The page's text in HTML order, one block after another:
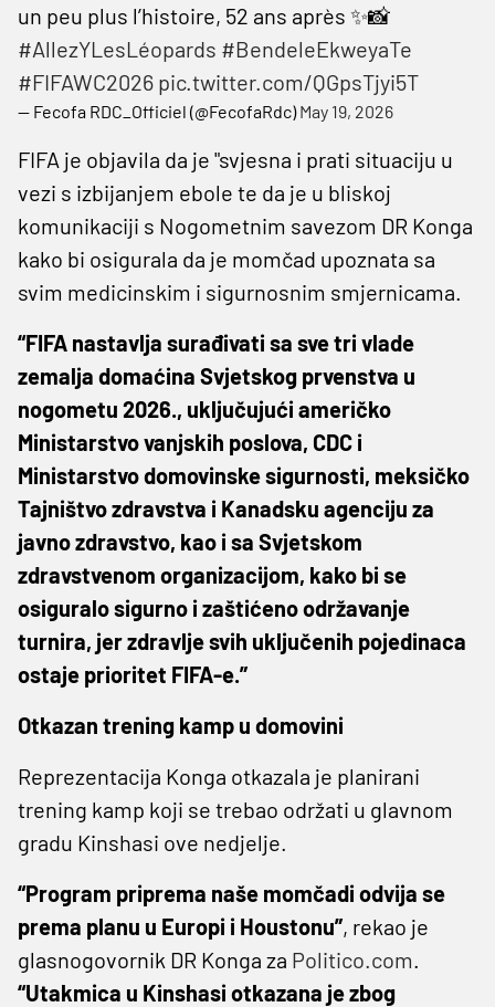
un peu plus l’histoire, 52 ans après ✨📸
#AllezYLesLéopards #BendeleEkweyaTe
#FIFAWC2026 pic.twitter.com/QGpsTjyi5T
— Fecofa RDC_Officiel (@FecofaRdc)May 19, 2026
FIFA je objavila da je "svjesna i prati situaciju u
vezi s izbijanjem ebole te da je u bliskoj
komunikaciji s Nogometnim savezom DR Konga
kako bi osigurala da je momčad upoznata sa
svim medicinskim i sigurnosnim smjernicama.
“FIFA nastavlja surađivati ​​sa sve tri vlade
zemalja domaćina Svjetskog prvenstva u
nogometu 2026., uključujući američko
Ministarstvo vanjskih poslova, CDC i
Ministarstvo domovinske sigurnosti, meksičko
Tajništvo zdravstva i Kanadsku agenciju za
javno zdravstvo, kao i sa Svjetskom
zdravstvenom organizacijom, kako bi se
osiguralo sigurno i zaštićeno održavanje
turnira, jer zdravlje svih uključenih pojedinaca
ostaje prioritet FIFA-e.”
Otkazan trening kamp u domovini
Reprezentacija Konga otkazala je planirani
trening kamp koji se trebao održati u glavnom
gradu Kinshasi ove nedjelje.
“Program priprema naše momčadi odvija se
prema planu u Europi i Houstonu”, rekao je
glasnogovornik DR Konga za Politico.com.
“Utakmica u Kinshasi otkazana je zbog